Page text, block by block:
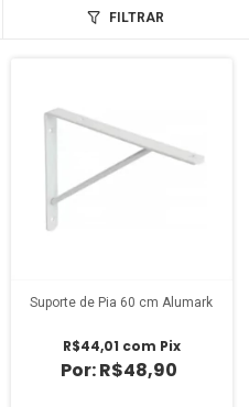
FILTRAR
Suporte de Pia 60 cm Alumark
R$48,90
R$44,01 com Pix